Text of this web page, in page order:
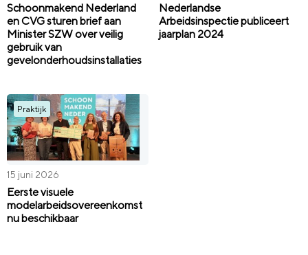
Schoonmakend Nederland
en CVG sturen brief aan
Minister SZW over veilig
gebruik van
gevelonderhoudsinstallaties
Nederlandse
Arbeidsinspectie publiceert
jaarplan 2024
Praktijk
15 juni 2026
Eerste visuele
modelarbeidsovereenkomst
nu beschikbaar